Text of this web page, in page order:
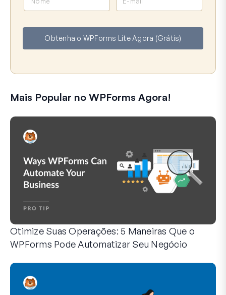
e
a
l
Obtenha o WPForms Lite Agora (Grátis)
Mais Popular no WPForms Agora!
Otimize Suas Operações: 5 Maneiras Que o
WPForms Pode Automatizar Seu Negócio